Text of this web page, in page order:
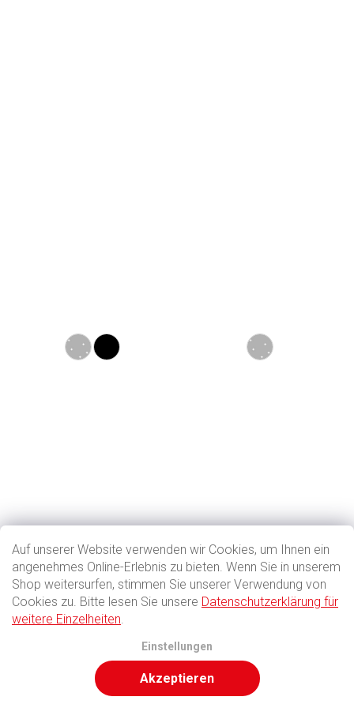
Auf unserer Website verwenden wir Cookies, um Ihnen ein
angenehmes Online-Erlebnis zu bieten. Wenn Sie in unserem
Shop weitersurfen, stimmen Sie unserer Verwendung von
Cookies zu. Bitte lesen Sie unsere Datenschutzerklärung für
weitere Einzelheiten.
Einstellungen
Akzeptieren